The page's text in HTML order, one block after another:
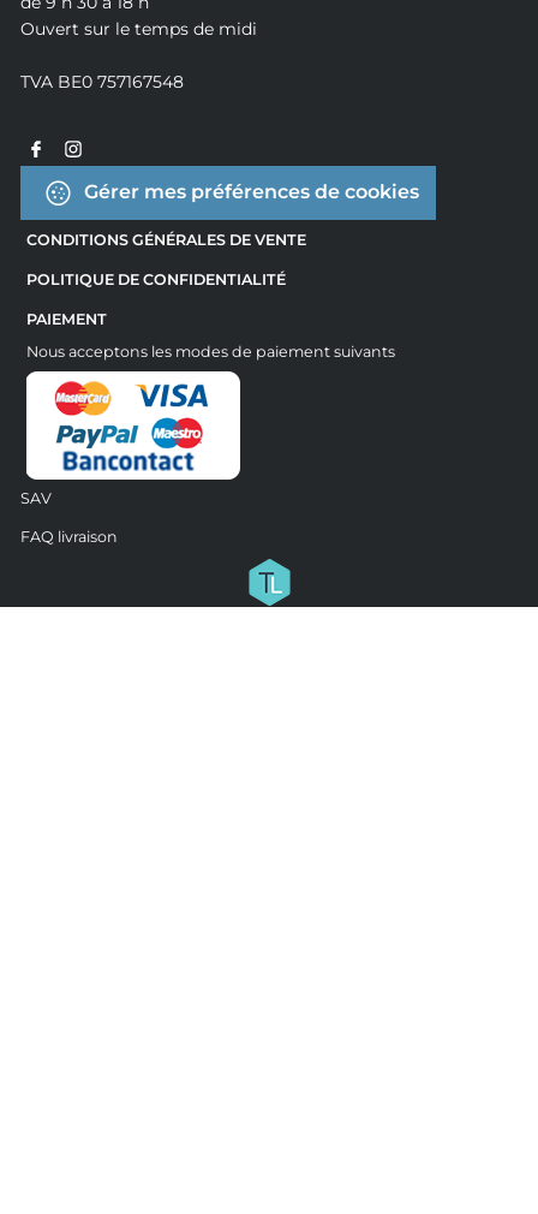
Ouvert sur le temps de midi
TVA BE0 757167548
Gérer mes préférences de cookies
CONDITIONS GÉNÉRALES DE VENTE
POLITIQUE DE CONFIDENTIALITÉ
PAIEMENT
Nous acceptons les modes de paiement suivants
SAV
FAQ livraison